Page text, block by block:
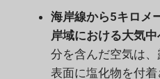
海岸線から5キロメ
岸域における大気中
分を含んだ空気は
表面に塩化物を付着